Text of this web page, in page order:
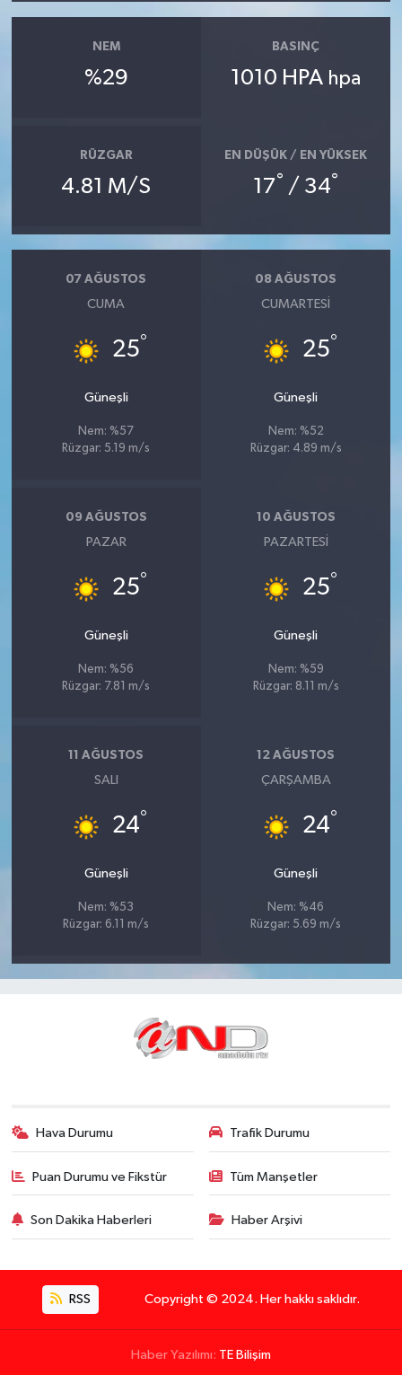
NEM
%29
BASINÇ
1010 HPA hpa
RÜZGAR
4.81 M/S
EN DÜŞÜK / EN YÜKSEK
17° / 34°
07 AĞUSTOS
CUMA
25°
Güneşli
Nem: %57
Rüzgar: 5.19 m/s
08 AĞUSTOS
CUMARTESI
25°
Güneşli
Nem: %52
Rüzgar: 4.89 m/s
09 AĞUSTOS
PAZAR
25°
Güneşli
Nem: %56
Rüzgar: 7.81 m/s
10 AĞUSTOS
PAZARTESI
25°
Güneşli
Nem: %59
Rüzgar: 8.11 m/s
11 AĞUSTOS
SALI
24°
Güneşli
Nem: %53
Rüzgar: 6.11 m/s
12 AĞUSTOS
ÇARŞAMBA
24°
Güneşli
Nem: %46
Rüzgar: 5.69 m/s
Hava Durumu Trafik Durumu
Puan Durumu ve Fikstür Tüm Manşetler
Son Dakika Haberleri Haber Arşivi
RSS Copyright © 2024. Her hakkı saklıdır.
Haber Yazılımı: TE Bilişim